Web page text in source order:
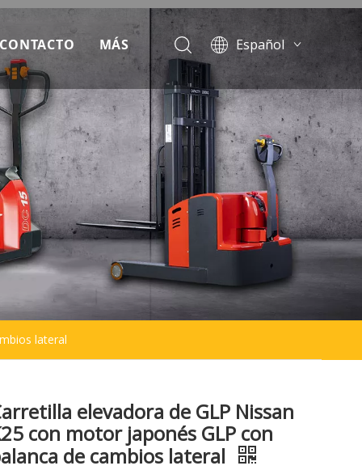
más frecuentes
CONTACTO MÁS
Español
English
Français
Pусский
Português
lateral
elevadora de GLP Nissan
con motor japonés GLP con
de cambios lateral